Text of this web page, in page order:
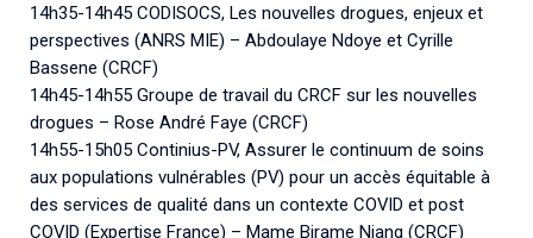
14h35-14h45 CODISOCS, Les nouvelles drogues, enjeux et
perspectives (ANRS MIE) – Abdoulaye Ndoye et Cyrille
Bassene (CRCF)
14h45-14h55 Groupe de travail du CRCF sur les nouvelles
drogues – Rose André Faye (CRCF)
14h55-15h05 Continius-PV, Assurer le continuum de soins
aux populations vulnérables (PV) pour un accès équitable à
des services de qualité dans un contexte COVID et post
COVID (Expertise France) – Mame Birame Niang (CRCF)